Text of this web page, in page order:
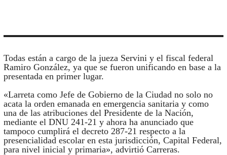
Todas están a cargo de la jueza Servini y el fiscal federal
Ramiro González, ya que se fueron unificando en base a la
presentada en primer lugar.
«Larreta como Jefe de Gobierno de la Ciudad no solo no
acata la orden emanada en emergencia sanitaria y como
una de las atribuciones del Presidente de la Nación,
mediante el DNU 241-21 y ahora ha anunciado que
tampoco cumplirá el decreto 287-21 respecto a la
presencialidad escolar en esta jurisdicción, Capital Federal,
para nivel inicial y primaria», advirtió Carreras.